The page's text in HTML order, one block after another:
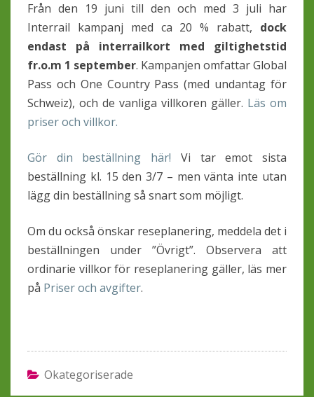
Från den 19 juni till den och med 3 juli har
Interrail kampanj med ca 20 % rabatt, dock
endast på interrailkort med giltighetstid
fr.o.m 1 september. Kampanjen omfattar Global
Pass och One Country Pass (med undantag för
Schweiz), och de vanliga villkoren gäller. Läs om
priser och villkor.
Gör din beställning här! Vi tar emot sista
beställning kl. 15 den 3/7 – men vänta inte utan
lägg din beställning så snart som möjligt.
Om du också önskar reseplanering, meddela det i
beställningen under ”Övrigt”. Observera att
ordinarie villkor för reseplanering gäller, läs mer
på Priser och avgifter.
Okategoriserade